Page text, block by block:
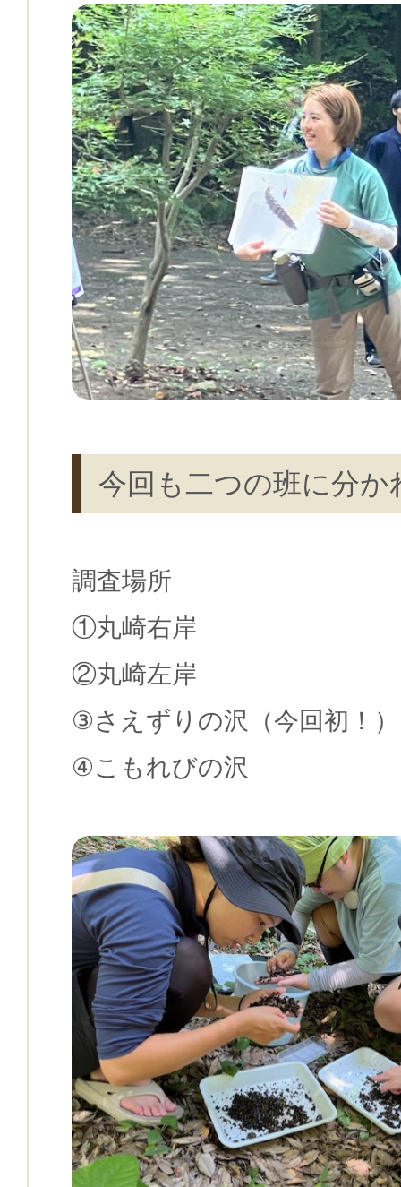
今回も二つの班に分か
調査場所
①丸崎右岸
②丸崎左岸
③さえずりの沢（今回初！）
④こもれびの沢